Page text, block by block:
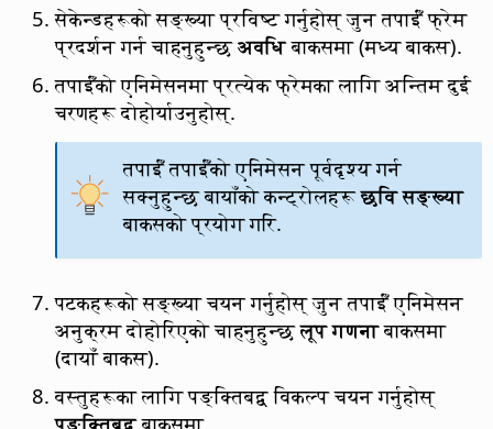
सेकेन्डहरूको सङ्ख्या प्रविष्ट गर्नुहोस् जुन तपाईँ फ्रेम
प्रदर्शन गर्न चाहनुहुन्छअवधिबाकसमा (मध्य बाकस).
तपाईँको एनिमेसनमा प्रत्येक फ्रेमका लागि अन्तिम दुई
चरणहरू दोहोर्याउनुहोस्.
तपाईँ तपाईँको एनिमेसन पूर्वदृश्य गर्न
सक्नुहुन्छ बायाँको कन्ट्रोलहरूछवि सङ्ख्या
बाकसको प्रयोग गरि.
पटकहरूको सङ्ख्या चयन गर्नुहोस् जुन तपाईँ एनिमेसन
अनुक्रम दोहोरिएको चाहनुहुन्छलूप गणनाबाकसमा
(दायाँ बाकस).
वस्तुहरूका लागि पङ्क्तिबद्व विकल्प चयन गर्नुहोस्
पङ्क्तिबद्वबाकसमा.